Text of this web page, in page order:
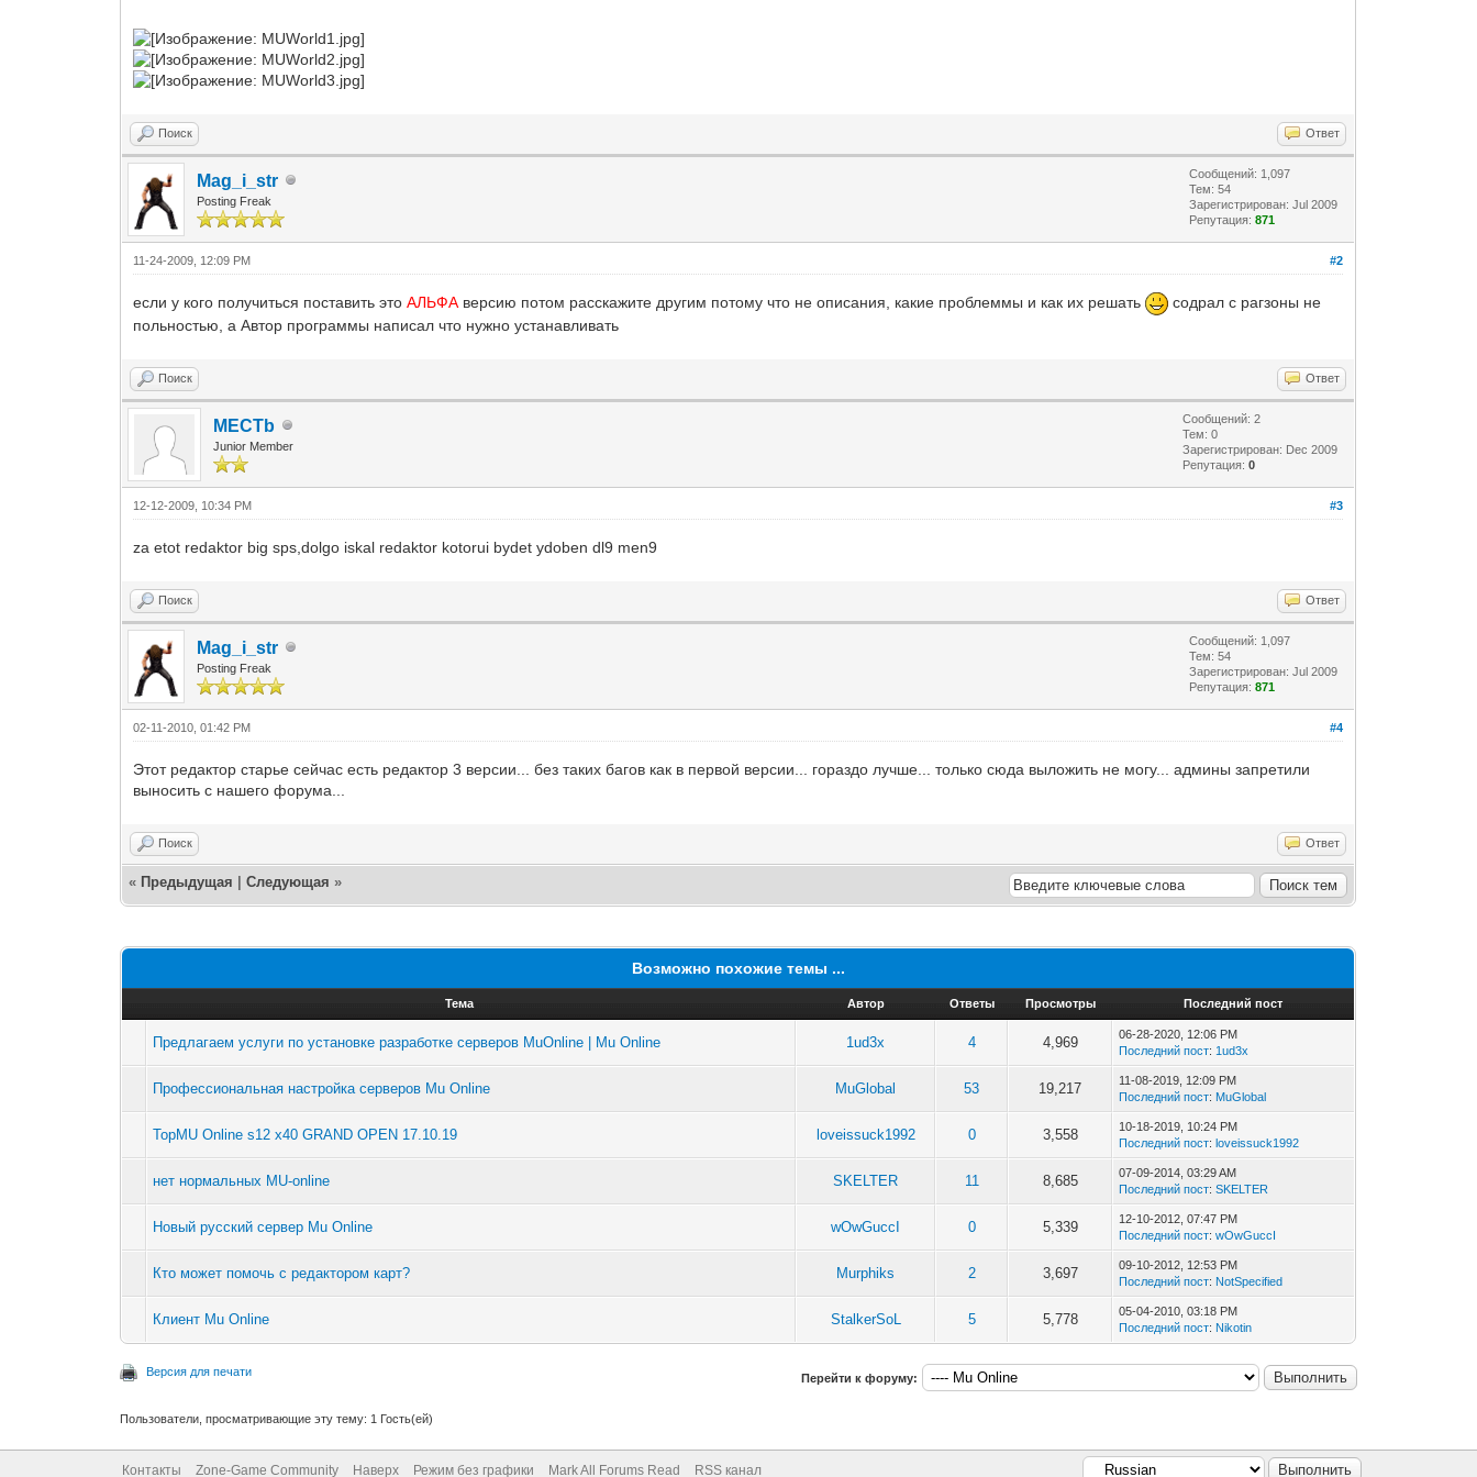
Поиск Ответ
Mag_i_str
Posting Freak
Сообщений: 1,097
Тем: 54
Зарегистрирован: Jul 2009
Репутация:871
#2
11-24-2009, 12:09 PM
если у кого получиться поставить этоАЛЬФА версию потом расскажите другим потому что не описания, какие проблеммы и как их решать
содрал с рагзоны не
польностью, а Автор программы написал что нужно устанавливать
Поиск Ответ
MECTb
Junior Member
Сообщений: 2
Тем: 0
Зарегистрирован: Dec 2009
Репутация:0
#3
12-12-2009, 10:34 PM
za etot redaktor big sps,dolgo iskal redaktor kotorui bydet ydoben dl9 men9
Поиск Ответ
Mag_i_str
Posting Freak
Сообщений: 1,097
Тем: 54
Зарегистрирован: Jul 2009
Репутация:871
#4
02-11-2010, 01:42 PM
Этот редактор старье сейчас есть редактор 3 версии... без таких багов как в первой версии... гораздо лучше... только сюда выложить не могу... админы запретили
выносить с нашего форума...
Поиск Ответ
« Предыдущая |Следующая»
Возможно похожие темы ...
Тема Автор Ответы Просмотры Последний пост
Предлагаем услуги по установке разработке серверов MuOnline | Mu Online 1ud3x 4 4,969
06-28-2020, 12:06 PM
Последний пост: 1ud3x
Профессиональная настройка серверов Mu Online MuGlobal 53 19,217
11-08-2019, 12:09 PM
Последний пост: MuGlobal
TopMU Online s12 x40 GRAND OPEN 17.10.19 loveissuck1992 0 3,558
10-18-2019, 10:24 PM
Последний пост:loveissuck1992
нет нормальных MU-online SKELTER 11 8,685
07-09-2014, 03:29 AM
Последний пост:SKELTER
Новый русский сервер Mu Online wOwGuccI 0 5,339
12-10-2012, 07:47 PM
Последний пост:wOwGuccI
Кто может помочь с редактором карт? Murphiks 2 3,697
09-10-2012, 12:53 PM
Последний пост: NotSpecified
Клиент Mu Online StalkerSoL 5 5,778
05-04-2010, 03:18 PM
Последний пост: Nikotin
Версия для печати Перейти к форуму:
Пользователи, просматривающие эту тему: 1 Гость(ей)
Контакты Zone-Game Community Наверх Режим без графики Mark All Forums Read RSS канал